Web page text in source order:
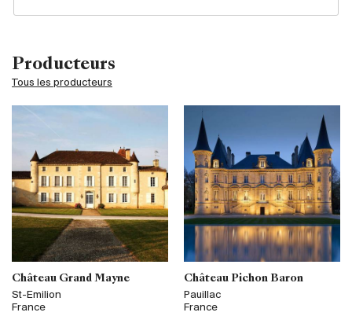
Producteurs
Tous les producteurs
Château Grand Mayne
St-Emilion
France
Château Pichon Baron
Pauillac
France